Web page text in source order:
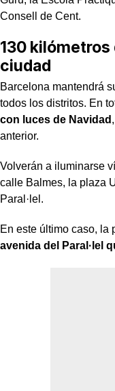
Consell de Cent.
130 kilómetros
ciudad
Barcelona mantendrá
todos los distritos. En
con luces de Navidad
anterior.
Volverán a iluminarse
calle Balmes, la plaza
Paral·lel.
En este último caso, la
avenida del Paral·lel